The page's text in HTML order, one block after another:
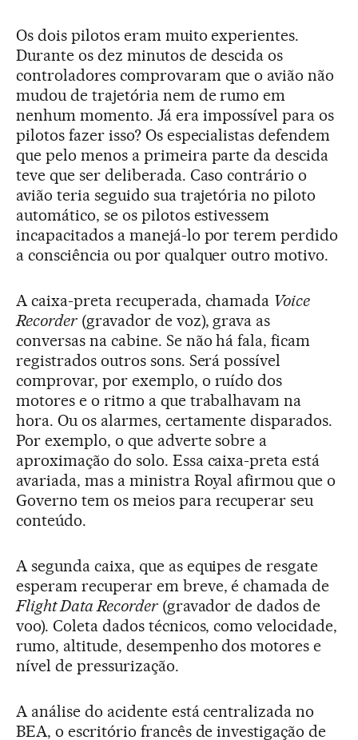
Os dois pilotos eram muito experientes.
Durante os dez minutos de descida os
controladores comprovaram que o avião não
mudou de trajetória nem de rumo em
nenhum momento. Já era impossível para os
pilotos fazer isso? Os especialistas defendem
que pelo menos a primeira parte da descida
teve que ser deliberada. Caso contrário o
avião teria seguido sua trajetória no piloto
automático, se os pilotos estivessem
incapacitados a manejá-lo por terem perdido
a consciência ou por qualquer outro motivo.
A caixa-preta recuperada, chamada Voice
Recorder(gravador de voz), grava as
conversas na cabine. Se não há fala, ficam
registrados outros sons. Será possível
comprovar, por exemplo, o ruído dos
motores e o ritmo a que trabalhavam na
hora. Ou os alarmes, certamente disparados.
Por exemplo, o que adverte sobre a
aproximação do solo. Essa caixa-preta está
avariada, mas a ministra Royal afirmou que o
Governo tem os meios para recuperar seu
conteúdo.
A segunda caixa, que as equipes de resgate
esperam recuperar em breve, é chamada de
Flight Data Recorder(gravador de dados de
voo). Coleta dados técnicos, como velocidade,
rumo, altitude, desempenho dos motores e
nível de pressurização.
A análise do acidente está centralizada no
BEA, o escritório francês de investigação de